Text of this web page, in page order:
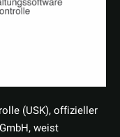
(USK), offizieller
weist